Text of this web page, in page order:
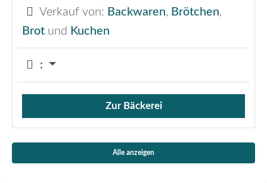
Verkauf von: Backwaren, Brötchen,
Brot und Kuchen
:
Verkauf von Brötchen,
Zur Bäckerei
Alle anzeigen